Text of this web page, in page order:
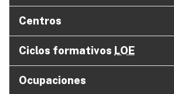
Centros
Ciclos formativos LOE
Ocupaciones